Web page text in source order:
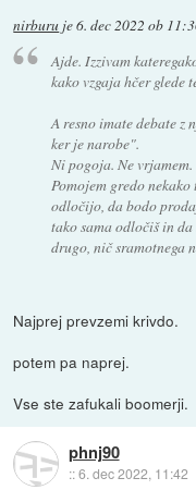
nirburu je6. dec 2022 ob
Ajde. Izzivam
kako vzgaja hčer glede
A resno imate debate z
ker je narobe".
Ni pogoja. Ne vrjamem.
Pomojem gredo
odločijo, da bodo
tako sama odločiš in
drugo, nič sramotnega
Najprej prevzemi krivdo.
potem pa naprej.
Vse ste zafukali boomerji.
phnj90
::6. dec 2022, 11:42